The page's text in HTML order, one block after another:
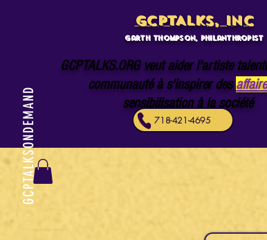
GCPTALKSONDEMAND
GCPTALKS, INC
Garth Thompson, philanthropist
GCPTALKS.ORG veut aider l'artiste
communauté à s'inspirer des
sensibilisation à la société
718-421-4695